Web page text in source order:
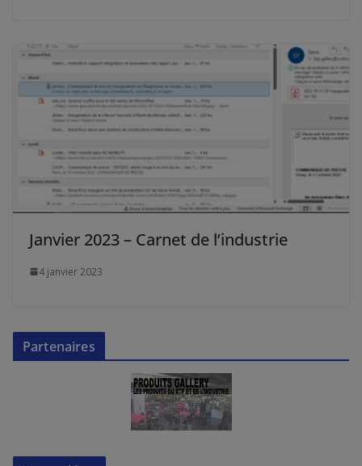
Janvier 2023 – Carnet de l’industrie
4 janvier 2023
Partenaires